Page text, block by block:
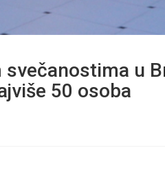
svečanostima u
50 osoba